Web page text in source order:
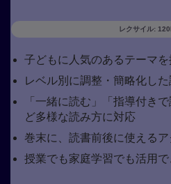
レクサイル:
子どもに人気のあるテーマ
レベル別に調整・簡略化し
「一緒に読む」「指導付き
ど多様な読み方に対応
巻末に、読書前後に使える
授業でも家庭学習でも活用